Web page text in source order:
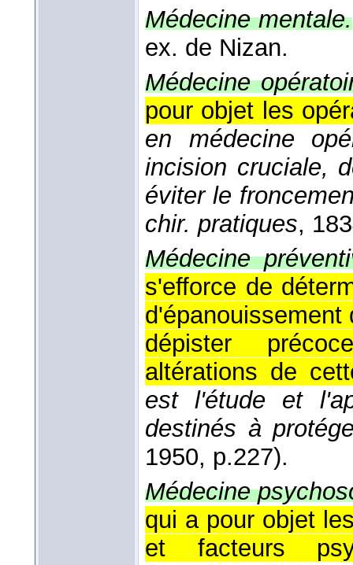
Médecine mentale.
ex. de Nizan.
Médecine
pour objet les
en médecine
incision cruciale,
éviter le
chir. pratiques,
Médecine
s'efforce de
dépister
altérations de
est l'étude et
destinés à
1950, p.227).
Médecine
qui a pour objet
et facteurs